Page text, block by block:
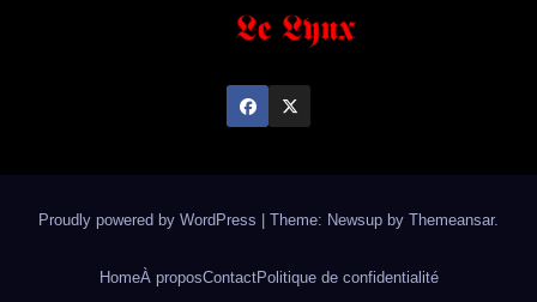
Proudly powered by WordPress Theme: Newsup by Themeansar.
HomeÀ proposContactPolitique de confidentialité